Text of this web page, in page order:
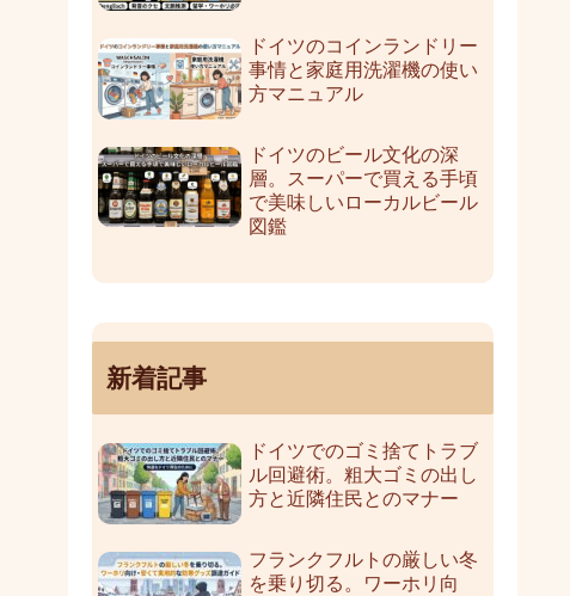
ドイツのコインランドリー
事情と家庭用洗濯機の使い
方マニュアル
ドイツのビール文化の深
層。スーパーで買える手頃
で美味しいローカルビール
図鑑
新着記事
ドイツでのゴミ捨てトラブ
ル回避術。粗大ゴミの出し
方と近隣住民とのマナー
フランクフルトの厳しい冬
を乗り切る。ワーホリ向